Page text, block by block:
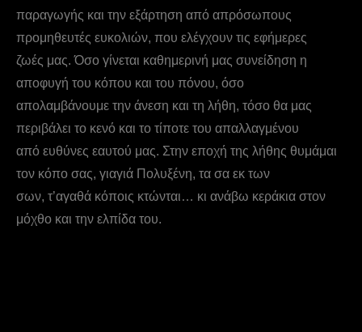
παραγωγής και την εξάρτηση από απρόσωπους
προμηθευτές ευκολιών, που ελέγχουν τις εφήμερες
ζωές μας. Όσο γίνεται καθημερινή μας συνείδηση η
αποφυγή του κόπου και του πόνου, όσο
απολαμβάνουμε την άνεση και τη λήθη, τόσο θα μας
περιβάλει το κενό και το τίποτε του απαλλαγμένου
από ευθύνες εαυτού μας. Στην εποχή της λήθης θυμάμαι
τον κόπο σας, γιαγιά Πολυξένη, τα σα εκ των
σων, τ’αγαθά κόποις κτώνται… κι ανάβω κεράκια στον
μόχθο και την ελπίδα του.